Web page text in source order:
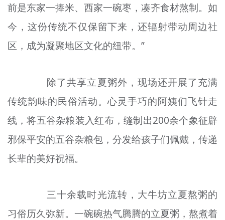
前是东家一捧米、西家一碗枣，凑齐食材熬制。如
今，这份传统不仅保留下来，还辐射带动周边社
区，成为凝聚地区文化的纽带。”
除了共享立夏粥外，现场还开展了充满
传统韵味的民俗活动。心灵手巧的阿姨们飞针走
线，将五谷杂粮装入红布，缝制出200余个象征辟
邪保平安的五谷杂粮包 ，分发给孩子们佩戴，传递
长辈的美好祝福。
三十余载时光流转，大牛坊立夏熬粥的
习俗历久弥新。一碗碗热气腾腾的立夏粥，熬煮着